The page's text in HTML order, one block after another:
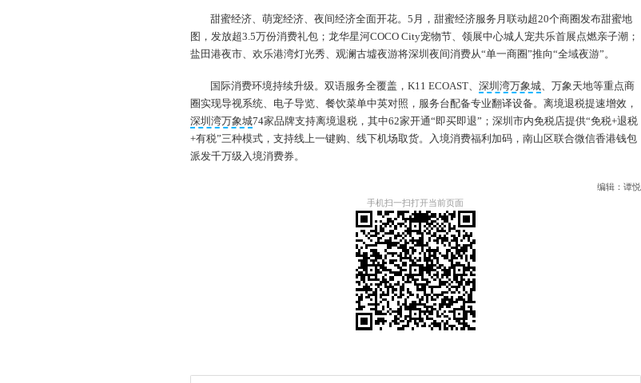
甜蜜经济、萌宠经济、夜间经济全面开花。5月，甜蜜经济服务月联动超20个商圈发布甜蜜地
图，发放超3.5万份消费礼包；龙华星河COCO City宠物节、领展中心城人宠共乐首展点燃亲子潮；
盐田港夜市、欢乐港湾灯光秀、观澜古墟夜游将深圳夜间消费从“单一商圈”推向“全域夜游”。
国际消费环境持续升级。双语服务全覆盖，K11 ECOAST、深圳湾万象城、万象天地等重点商
圈实现导视系统、电子导览、餐饮菜单中英对照，服务台配备专业翻译设备。离境退税提速增效，
深圳湾万象城74家品牌支持离境退税，其中62家开通“即买即退”；深圳市内免税店提供“免税+退税
+有税”三种模式，支持线上一键购、线下机场取货。入境消费福利加码，南山区联合微信香港钱包
派发千万级入境消费券。
编辑：谭悦
手机扫一扫打开当前页面